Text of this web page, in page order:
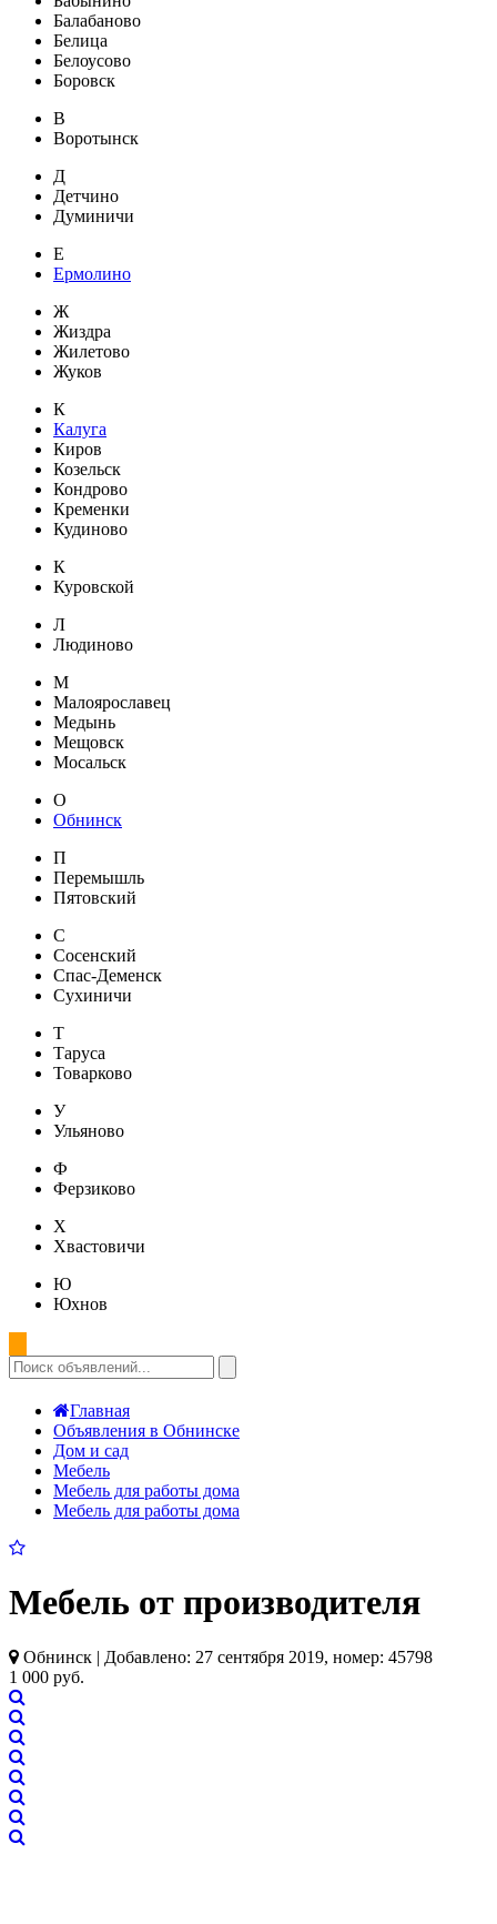
Балабаново
Белица
Белоусово
Боровск
В
Воротынск
Д
Детчино
Думиничи
Е
Ермолино
Ж
Жиздра
Жилетово
Жуков
К
Калуга
Киров
Козельск
Кондрово
Кременки
Кудиново
К
Куровской
Л
Людиново
М
Малоярославец
Медынь
Мещовск
Мосальск
О
Обнинск
П
Перемышль
Пятовский
С
Сосенский
Спас-Деменск
Сухиничи
Т
Таруса
Товарково
У
Ульяново
Ф
Ферзиково
Х
Хвастовичи
Ю
Юхнов
Главная
Объявления в Обнинске
Дом и сад
Мебель
Мебель для работы дома
Мебель для работы дома
Мебель от производителя
Обнинск | Добавлено: 27 сентября 2019, номер: 45798
1 000 руб.